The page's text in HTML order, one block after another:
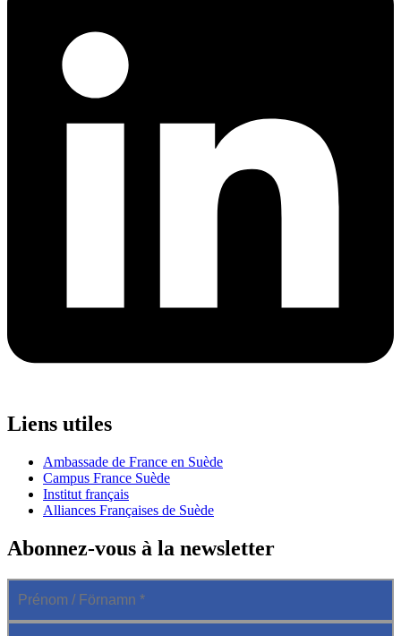
Liens utiles
Ambassade de France en Suède
Campus France Suède
Institut français
Alliances Françaises de Suède
Abonnez-vous à la newsletter